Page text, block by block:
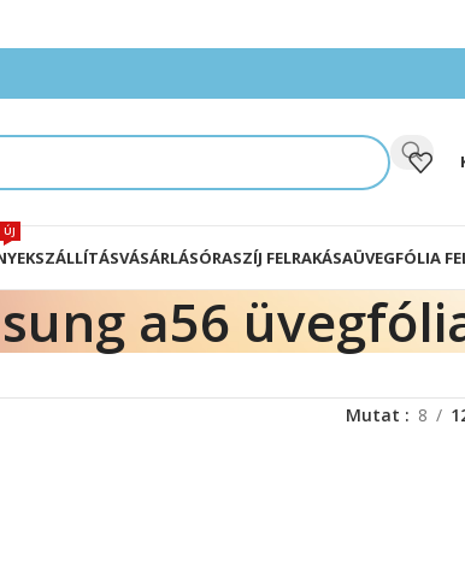
ÚJ
SZÁLLÍTÁSVÁSÁRLÁSÓRASZÍJ FELRAKÁSAÜVEGFÓLIA
a56
Mutat 8